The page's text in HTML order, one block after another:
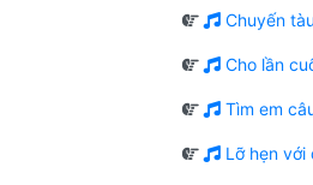
Chuyến
Cho lần
Tìm em
Lỡ hẹn với